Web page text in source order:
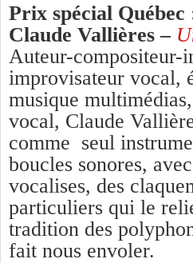
Prix spécial Québec
Claude Vallières –
Auteur-compositeur-
improvisateur vocal,
musique
vocal, Claude
comme seul
boucles sonores,
vocalises, des
particuliers qui le
tradition des
fait nous envoler.